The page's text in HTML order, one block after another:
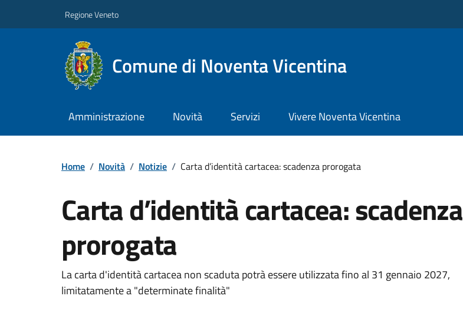
Regione Veneto
Comune di Noventa Vicentina
Amministrazione Novità Servizi Vivere Noventa Vicentina
Home / Novità / Notizie / Carta d’identità cartacea: scadenza prorogata
Carta d’identità cartacea: scadenza
prorogata
La carta d'identità cartacea non scaduta potrà essere utilizzata fino al 31 gennaio 2027,
limitatamente a "determinate finalità"